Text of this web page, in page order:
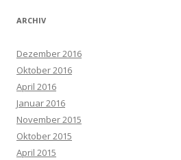
ARCHIV
Dezember 2016
Oktober 2016
April 2016
Januar 2016
November 2015
Oktober 2015
April 2015